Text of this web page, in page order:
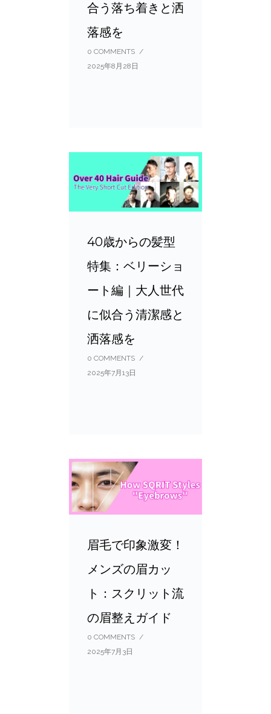
合う落ち着きと洒
落感を
0 COMMENTS /
2025年8月28日
40歳からの髪型
特集：ベリーショ
ート編｜大人世代
に似合う清潔感と
洒落感を
0 COMMENTS /
2025年7月13日
眉毛で印象激変！
メンズの眉カッ
ト：スクリット流
の眉整えガイド
0 COMMENTS /
2025年7月3日